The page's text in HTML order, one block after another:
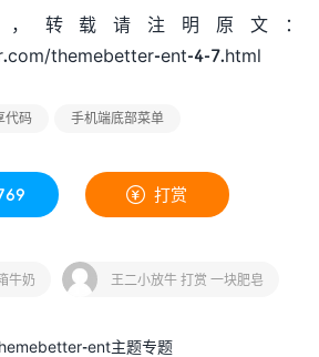
转载请注明原文：
themebetter-ent-4-7.html
代码 手机端底部菜单
 打赏
牛奶 王二小放牛 打赏 一块肥皂
ent主题专题